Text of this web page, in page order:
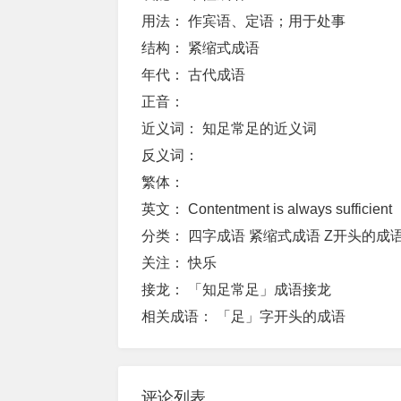
用法：
作宾语、定语；用于处事
结构：
紧缩式成语
年代：
古代成语
正音：
近义词：
知足常足的近义词
反义词：
繁体：
英文：
Contentment is always sufficient
分类：
四字成语 紧缩式成语 Z开头的成
关注：
快乐
接龙：
「知足常足」成语接龙
相关成语：
「足」字开头的成语
评论列表